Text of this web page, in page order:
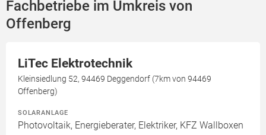
Fachbetriebe im Umkreis von
Offenberg
LiTec Elektrotechnik
Kleinsiedlung 52, 94469 Deggendorf (7km von 94469
Offenberg)
SOLARANLAGE
Photovoltaik, Energieberater, Elektriker, KFZ Wallboxen